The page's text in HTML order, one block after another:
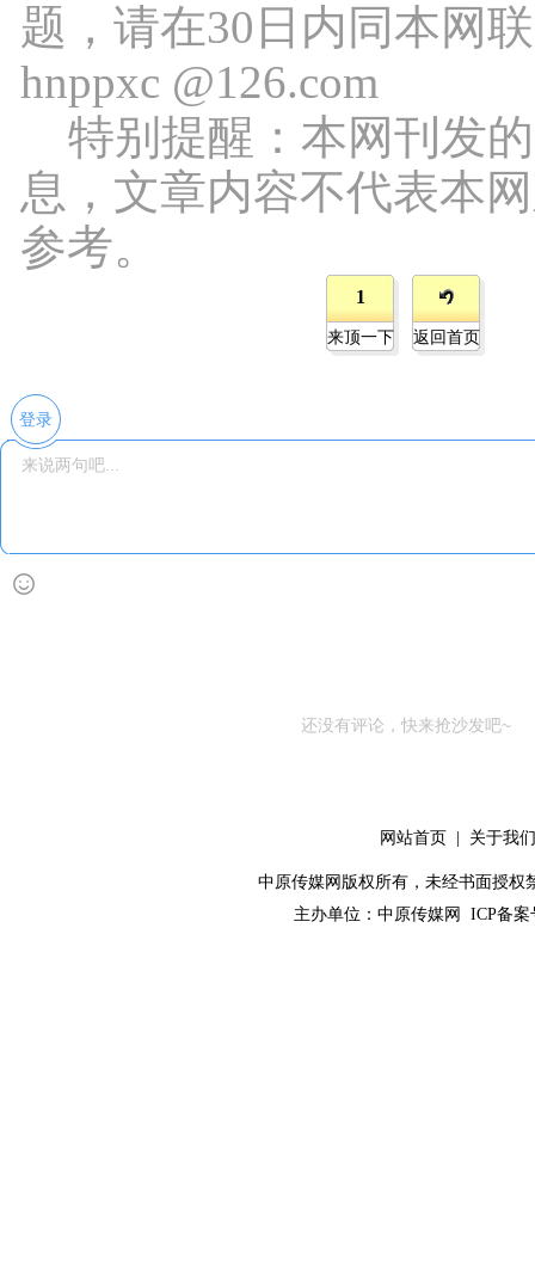
题，请在30日内同本网
hnppxc @126.com
特别提醒：本网刊发
息，文章内容不代表本
参考。
1
来顶一下 返回首页
登录
还没有评论，快来抢沙发吧~
网站首页 关于我们
中原传媒网版权所有，未经书面授权
主办单位： 中原传媒网 ICP备案